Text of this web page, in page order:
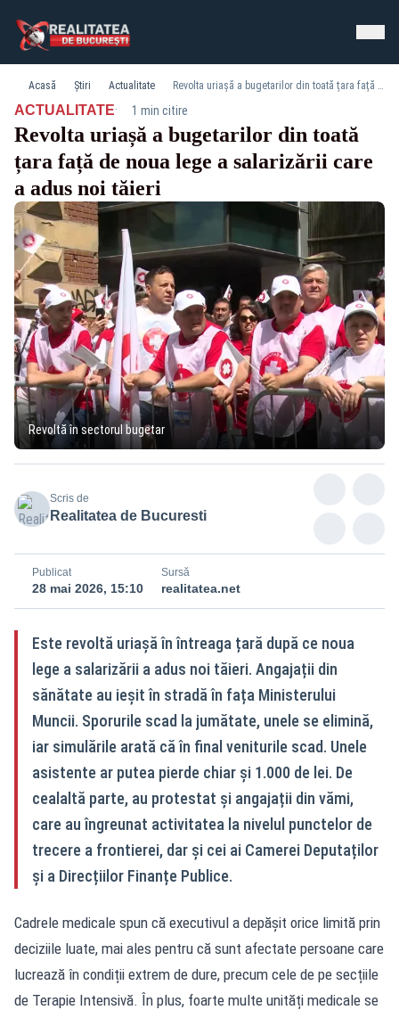
Acasă Știri Actualitate Revolta uriașă a bugetarilor din toată țara față de noua lege a salarizării care a adus noi tăieri
ACTUALITATE· 1 min citire
Revolta uriașă a bugetarilor din toată
țara față de noua lege a salarizării care
a adus noi tăieri
Revoltă în sectorul bugetar
Scris de
Realitatea de Bucuresti
Publicat
28 mai 2026, 15:10
Sursă
realitatea.net
Este revoltă uriașă în întreaga țară după ce noua
lege a salarizării a adus noi tăieri. Angajații din
sănătate au ieșit în stradă în fața Ministerului
Muncii. Sporurile scad la jumătate, unele se elimină,
iar simulările arată că în final veniturile scad. Unele
asistente ar putea pierde chiar și 1.000 de lei. De
cealaltă parte, au protestat și angajații din vămi,
care au îngreunat activitatea la nivelul punctelor de
trecere a frontierei, dar și cei ai Camerei Deputaților
și a Direcțiilor Finanțe Publice.
Cadrele medicale spun că executivul a depășit orice limită prin
deciziile luate, mai ales pentru că sunt afectate persoane care
lucrează în condiții extrem de dure, precum cele de pe secțiile
de Terapie Intensivă. În plus, foarte multe unități medicale se